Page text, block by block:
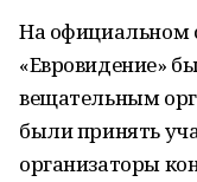
На официальном
«Евровидение»
вещательным
были принять
организаторы